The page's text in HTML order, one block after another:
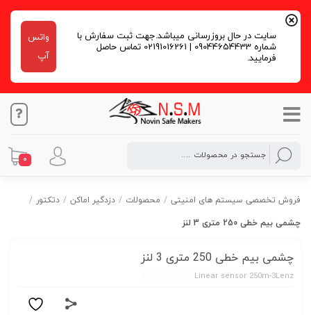
سایت در حال بروزرسانی میباشد.جهت ثبت سفارش با
شماره 09044654433 | 02191016261 تماس حاصل
فرمایید.
واتس
آپ
0
فروش تخصصی سیستم های امنیتی / محصولات / دزدگیر اماکن / دتکتور /
چشمی بیم خطی 250 متری 3 لنز
چشمی بیم خطی 250 متری 3 لنز
Linear sensor 250m-3Lenz